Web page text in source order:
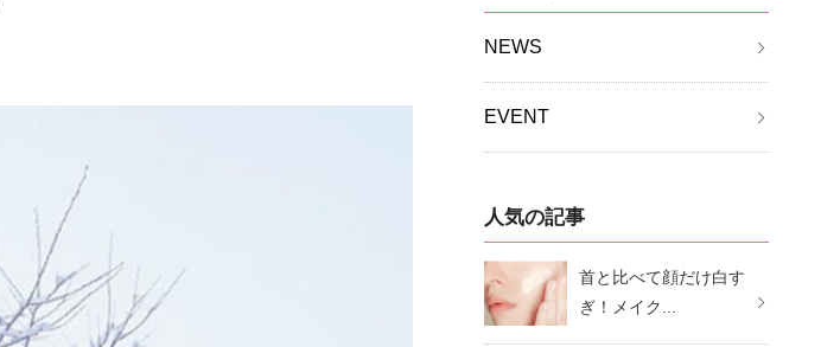
NEWS
EVENT
人気の記事
首と比べて顔だけ白す
ぎ！メイク...